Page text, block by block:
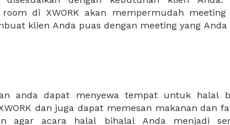
klien Anda puas dengan meeting yang Anda